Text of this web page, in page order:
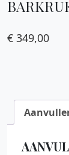
€ 349,00